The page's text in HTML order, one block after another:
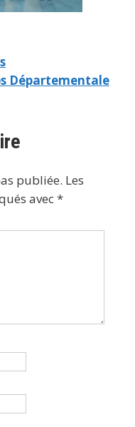
Départementale
publiée. Les
avec*